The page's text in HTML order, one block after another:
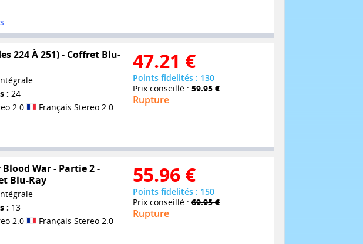
224 À 251) - Coffret Blu-
: 24
2.0
Français Stereo 2.0
47.21 €
Points fidelités : 130
Prix conseillé : 59.95 €
Rupture
War - Partie 2 -
Blu-Ray
: 13
2.0
Français Stereo 2.0
55.96 €
Points fidelités : 150
Prix conseillé : 69.95 €
Rupture